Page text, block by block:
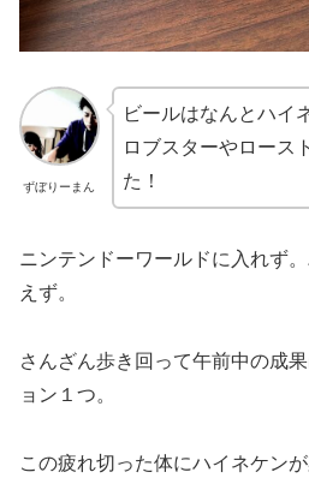
ずぼりーまん
ビールはなんとハイ
ロブスターやロース
た！
ニンテンドーワールドに入れず
えず。
さんざん歩き回って午前中の成
ョン１つ。
この疲れ切った体にハイネケン